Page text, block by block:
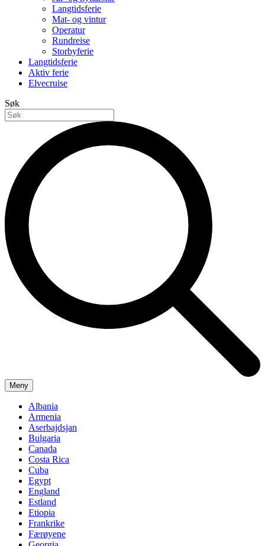
Langtidsferie
Mat- og vintur
Operatur
Rundreise
Storbyferie
Langtidsferie
Aktiv ferie
Elvecruise
Søk
Meny
Albania
Armenia
Aserbajdsjan
Bulgaria
Canada
Costa Rica
Cuba
Egypt
England
Estland
Etiopia
Frankrike
Færøyene